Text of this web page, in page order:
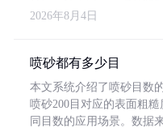
2026年8月4日
喷砂都有多少目
本文系统介绍了喷砂目数
喷砂200目对应的表面粗
同目数的应用场景。数据